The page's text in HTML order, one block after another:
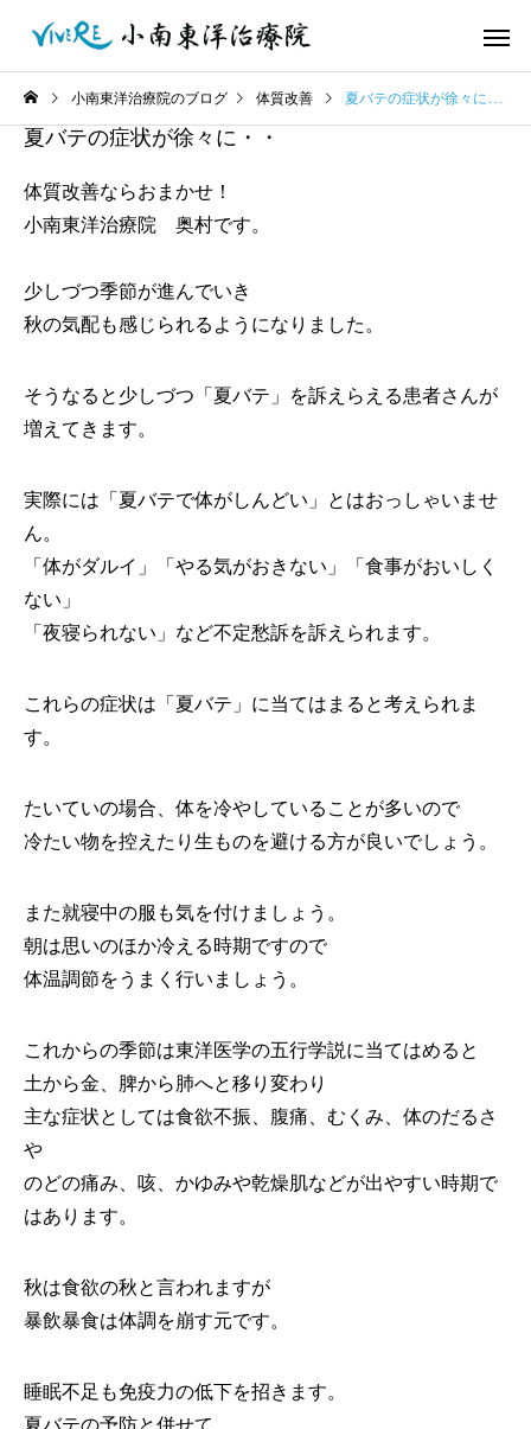
小南東洋治療院のブログ 体質改善 夏バテの症状が徐々に・・
夏バテの症状が徐々に・・
体質改善ならおまかせ！
小南東洋治療院 奥村です。
少しづつ季節が進んでいき
秋の気配も感じられるようになりました。
そうなると少しづつ「夏バテ」を訴えらえる患者さんが
増えてきます。
実際には「夏バテで体がしんどい」とはおっしゃいませ
ん。
「体がダルイ」「やる気がおきない」「食事がおいしく
ない」
「夜寝られない」など不定愁訴を訴えられます。
これらの症状は「夏バテ」に当てはまると考えられま
す。
たいていの場合、体を冷やしていることが多いので
冷たい物を控えたり生ものを避ける方が良いでしょう。
また就寝中の服も気を付けましょう。
朝は思いのほか冷える時期ですので
体温調節をうまく行いましょう。
これからの季節は東洋医学の五行学説に当てはめると
土から金、脾から肺へと移り変わり
主な症状としては食欲不振、腹痛、むくみ、体のだるさ
や
のどの痛み、咳、かゆみや乾燥肌などが出やすい時期で
はあります。
秋は食欲の秋と言われますが
暴飲暴食は体調を崩す元です。
睡眠不足も免疫力の低下を招きます。
夏バテの予防と併せて